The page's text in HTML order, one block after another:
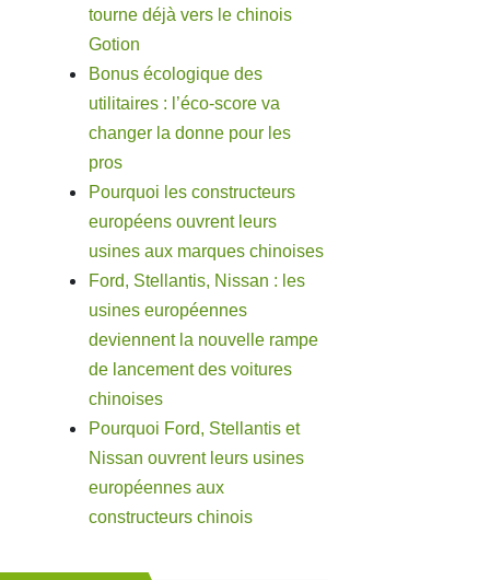
tourne déjà vers le chinois
Gotion
Bonus écologique des
utilitaires : l’éco-score va
changer la donne pour les
pros
Pourquoi les constructeurs
européens ouvrent leurs
usines aux marques chinoises
Ford, Stellantis, Nissan : les
usines européennes
deviennent la nouvelle rampe
de lancement des voitures
chinoises
Pourquoi Ford, Stellantis et
Nissan ouvrent leurs usines
européennes aux
constructeurs chinois